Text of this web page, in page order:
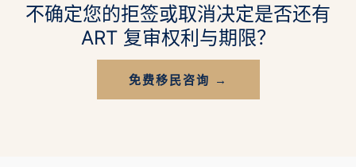
不确定您的拒签或取消决定是否还有
ART 复审权利与期限？
免费移民咨询 →